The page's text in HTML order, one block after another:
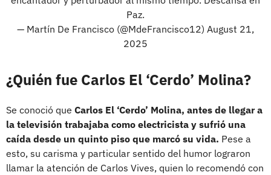
Paz.
— Martín De Francisco (@MdeFrancisco12) August 21,
2025
¿Quién fue Carlos El ‘Cerdo’ Molina?
Se conoció que Carlos El ‘Cerdo’ Molina, antes de llegar a
la televisión trabajaba como electricista y sufrió una
caída desde un quinto piso que marcó su vida. Pese a
esto, su carisma y particular sentido del humor lograron
llamar la atención de Carlos Vives, quien lo recomendó con